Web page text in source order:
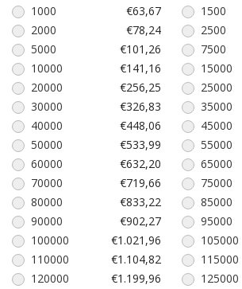
1000 €63,67 1500
2000
€78,24 2500
5000
€101,26 7500
10000
€141,16 15000
20000
€256,25 25000
30000
€326,83 35000
40000
€448,06 45000
50000
€533,99 55000
60000
€632,20 65000
70000
€719,66 75000
80000
€833,22 85000
90000
€902,27 95000
100000
€1.021,96 105000
110000
€1.104,82 115000
120000
€1.199,96 125000